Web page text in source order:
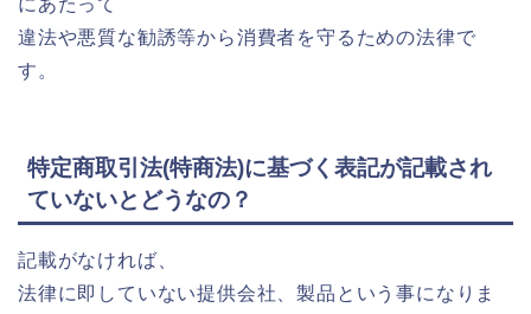
違法や悪質な勧誘等から消費者を守るための法律で
す。
特定商取引法(特商法)に基づく表記が記載され
ていないとどうなの？
記載がなければ、
法律に即していない提供会社、製品という事になりま